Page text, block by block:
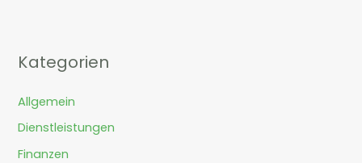
Kategorien
Allgemein
Dienstleistungen
Finanzen